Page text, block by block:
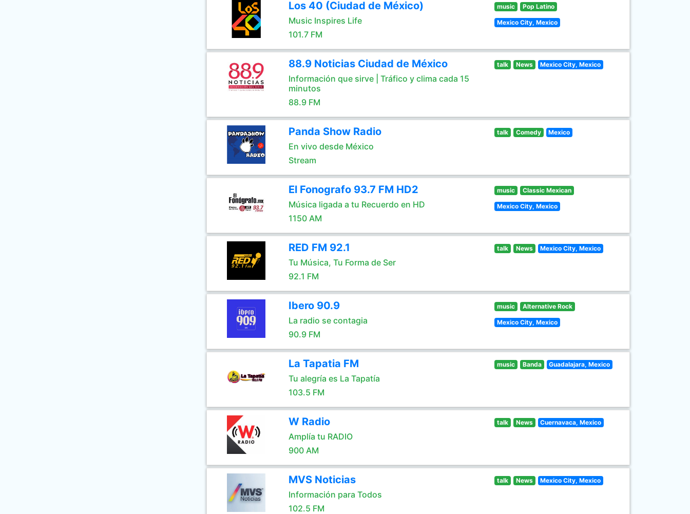
Los 40 (Ciudad de México)
Music Inspires Life
101.7 FM
music Pop Latino
Mexico City, Mexico
88.9 Noticias Ciudad de México
Información que sirve | Tráfico y clima cada 15
minutos
88.9 FM
talk News Mexico City, Mexico
Panda Show Radio
En vivo desde México
Stream
talk Comedy Mexico
El Fonografo 93.7 FM HD2
Música ligada a tu Recuerdo en HD
1150 AM
music Classic Mexican
Mexico City, Mexico
RED FM 92.1
Tu Música, Tu Forma de Ser
92.1 FM
talk News Mexico City, Mexico
Ibero 90.9
La radio se contagia
90.9 FM
music Alternative Rock
Mexico City, Mexico
La Tapatia FM
Tu alegría es La Tapatía
103.5 FM
music Banda Guadalajara, Mexico
W Radio
Amplía tu RADIO
900 AM
talk News Cuernavaca, Mexico
MVS Noticias
Información para Todos
102.5 FM
talk News Mexico City, Mexico